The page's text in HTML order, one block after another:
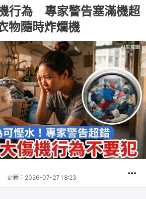
行為 專家警告塞滿機超
隨時炸爛機
更新： 2026-07-27 18:23